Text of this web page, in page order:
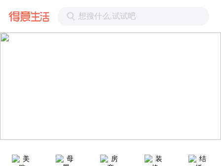
想搜什么,试试吧